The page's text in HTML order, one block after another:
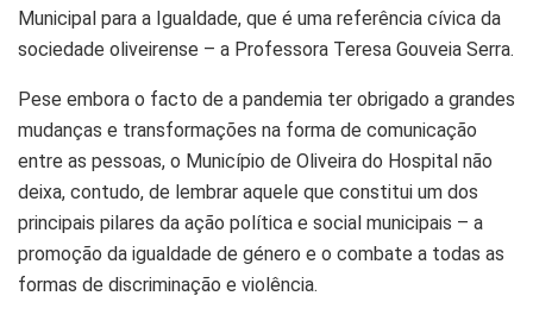
Municipal para a Igualdade, que é uma referência cívica da
sociedade oliveirense – a Professora Teresa Gouveia Serra.
Pese embora o facto de a pandemia ter obrigado a grandes
mudanças e transformações na forma de comunicação
entre as pessoas, o Município de Oliveira do Hospital não
deixa, contudo, de lembrar aquele que constitui um dos
principais pilares da ação política e social municipais – a
promoção da igualdade de género e o combate a todas as
formas de discriminação e violência.